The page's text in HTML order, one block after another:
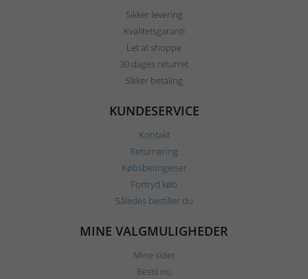
Sikker levering
Kvalitetsgaranti
Let at shoppe
30 dages returret
Sikker betaling
KUNDESERVICE
Kontakt
Returnering
Købsbetingelser
Fortryd køb
Således bestiller du
MINE VALGMULIGHEDER
Mine sider
Bestil nu